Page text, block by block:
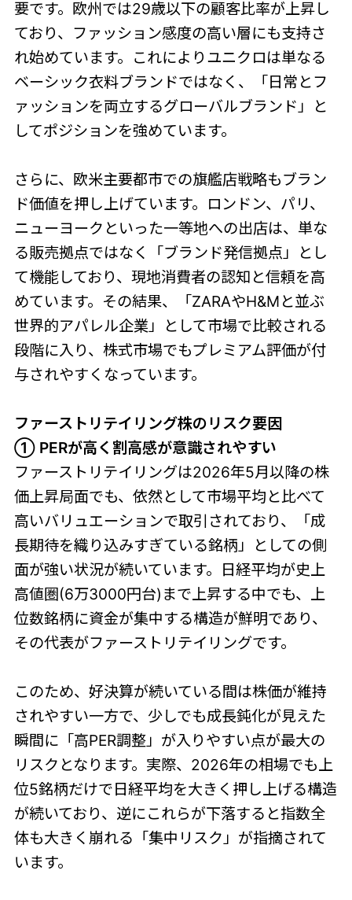
要です。欧州では29歳以下の顧客比率が上昇し
ており、ファッション感度の高い層にも支持さ
れ始めています。これによりユニクロは単なる
ベーシック衣料ブランドではなく、「日常とフ
ァッションを両立するグローバルブランド」と
してポジションを強めています。
さらに、欧米主要都市での旗艦店戦略もブラン
ド価値を押し上げています。ロンドン、パリ、
ニューヨークといった一等地への出店は、単な
る販売拠点ではなく「ブランド発信拠点」とし
て機能しており、現地消費者の認知と信頼を高
めています。その結果、「ZARAやH&Mと並ぶ
世界的アパレル企業」として市場で比較される
段階に入り、株式市場でもプレミアム評価が付
与されやすくなっています。
ファーストリテイリング株のリスク要因
① PERが高く割高感が意識されやすい
ファーストリテイリングは2026年5月以降の株
価上昇局面でも、依然として市場平均と比べて
高いバリュエーションで取引されており、「成
長期待を織り込みすぎている銘柄」としての側
面が強い状況が続いています。日経平均が史上
高値圏(6万3000円台)まで上昇する中でも、上
位数銘柄に資金が集中する構造が鮮明であり、
その代表がファーストリテイリングです。
このため、好決算が続いている間は株価が維持
されやすい一方で、少しでも成長鈍化が見えた
瞬間に「高PER調整」が入りやすい点が最大の
リスクとなります。実際、2026年の相場でも上
位5銘柄だけで日経平均を大きく押し上げる構造
が続いており、逆にこれらが下落すると指数全
体も大きく崩れる「集中リスク」が指摘されて
います。